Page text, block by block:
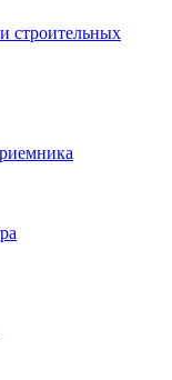
строительных